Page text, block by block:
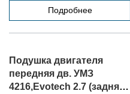
Подробнее
Подушка двигателя
передняя дв. УМЗ
4216,Evotech 2.7 (задняя